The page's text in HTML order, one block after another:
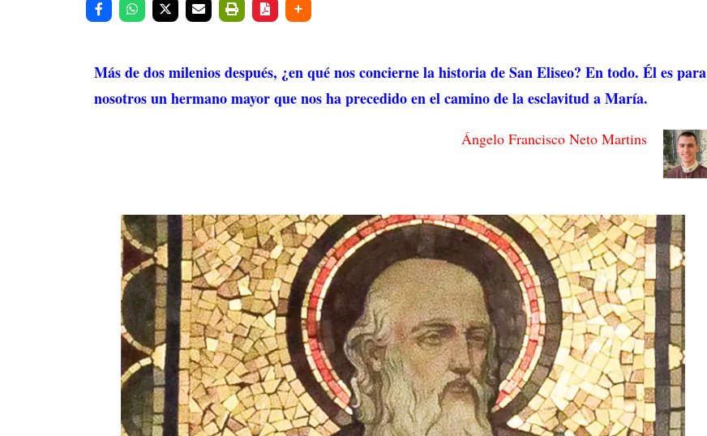
Más de dos milenios después, ¿en qué nos concierne la historia de San Eliseo? En todo. Él es para
nosotros un hermano mayor que nos ha precedido en el camino de la esclavitud a María.
Ángelo Francisco Neto Martins